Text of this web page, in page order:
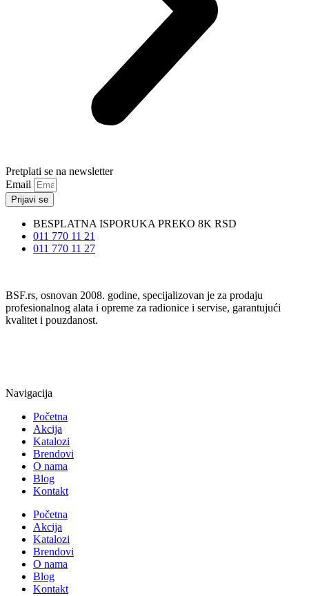
Pretplati se na newsletter
Email
Prijavi se
BESPLATNA ISPORUKA PREKO 8K RSD
011 770 11 21
011 770 11 27
BSF.rs, osnovan 2008. godine, specijalizovan je za prodaju
profesionalnog alata i opreme za radionice i servise, garantujući
kvalitet i pouzdanost.
Navigacija
Početna
Akcija
Katalozi
Brendovi
O nama
Blog
Kontakt
Početna
Akcija
Katalozi
Brendovi
O nama
Blog
Kontakt